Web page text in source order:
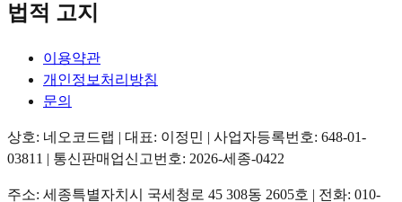
법적 고지
이용약관
개인정보처리방침
문의
상호: 네오코드랩 | 대표: 이정민 | 사업자등록번호: 648-01-
03811 | 통신판매업신고번호: 2026-세종-0422
주소: 세종특별자치시 국세청로 45 308동 2605호 | 전화: 010-